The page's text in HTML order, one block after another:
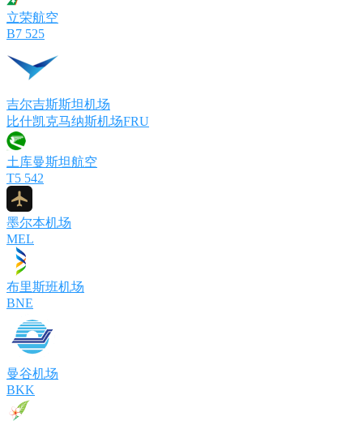
立荣航空
B7 525
吉尔吉斯斯坦机场
比什凯克马纳斯机场FRU
土库曼斯坦航空
T5 542
墨尔本机场
MEL
布里斯班机场
BNE
曼谷机场
BKK